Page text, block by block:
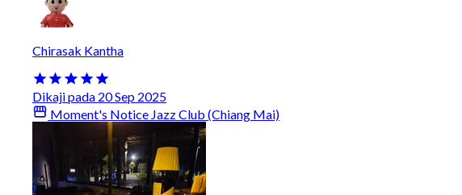
Chirasak Kantha
Dikaji pada 20 Sep 2025
Moment's Notice Jazz Club (Chiang Mai)